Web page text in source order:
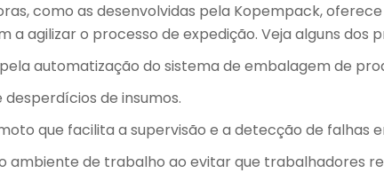
como as desenvolvidas pela Kopempack,
a agilizar o processo de expedição. Veja alguns dos
automatização do sistema de embalagem de
desperdícios de insumos.
que facilita a supervisão e a detecção de falhas
ambiente de trabalho ao evitar que trabalhadores